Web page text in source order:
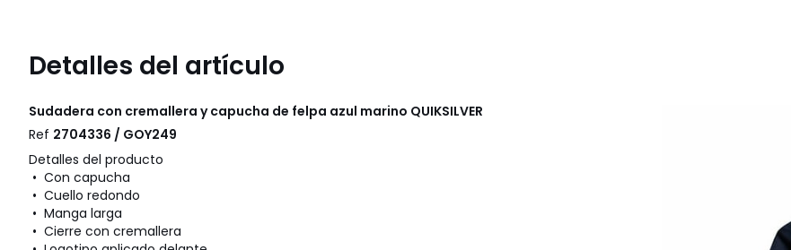
Detalles del artículo
Sudadera con cremallera y capucha de felpa azul marino QUIKSILVER
Ref 2704336 / GOY249
Detalles del producto
• Con capucha
• Cuello redondo
• Manga larga
• Cierre con cremallera